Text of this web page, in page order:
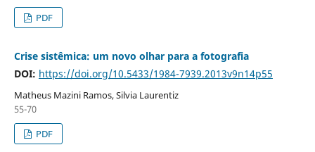
PDF
Crise sistêmica: um novo olhar para a fotografia
DOI: https://doi.org/10.5433/1984-7939.2013v9n14p55
Matheus Mazini Ramos, Silvia Laurentiz
55-70
PDF